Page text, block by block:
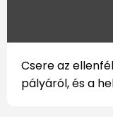
Csere az
pályáról, és a